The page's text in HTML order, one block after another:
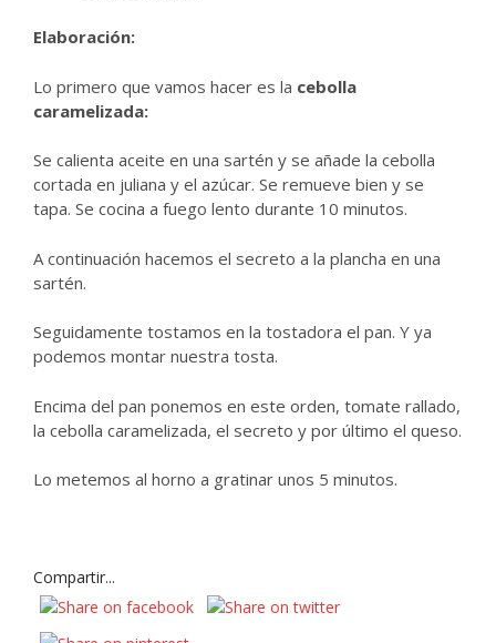
Elaboración:
Lo primero que vamos hacer es la cebolla
caramelizada:
Se calienta aceite en una sartén y se añade la cebolla
cortada en juliana y el azúcar. Se remueve bien y se
tapa. Se cocina a fuego lento durante 10 minutos.
A continuación hacemos el secreto a la plancha en una
sartén.
Seguidamente tostamos en la tostadora el pan. Y ya
podemos montar nuestra tosta.
Encima del pan ponemos en este orden, tomate rallado,
la cebolla caramelizada, el secreto y por último el queso.
Lo metemos al horno a gratinar unos 5 minutos.
Compartir...